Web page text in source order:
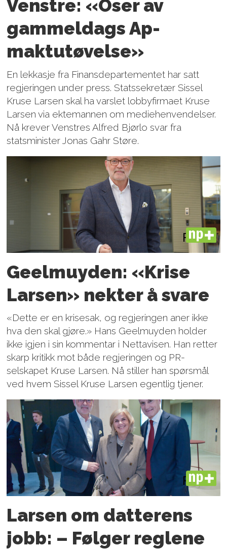
Venstre: «Oser av
gammeldags Ap-
maktutøvelse»
En lekkasje fra Finansdepartementet har satt
regjeringen under press. Statssekretær Sissel
Kruse Larsen skal ha varslet lobbyfirmaet Kruse
Larsen via ektemannen om mediehenvendelser.
Nå krever Venstres Alfred Bjørlo svar fra
statsminister Jonas Gahr Støre.
PLUS
Geelmuyden: «Krise
Larsen» nekter å svare
«Dette er en krisesak, og regjeringen aner ikke
hva den skal gjøre.» Hans Geelmuyden holder
ikke igjen i sin kommentar i Nettavisen. Han retter
skarp kritikk mot både regjeringen og PR-
selskapet Kruse Larsen. Nå stiller han spørsmål
ved hvem Sissel Kruse Larsen egentlig tjener.
PLUS
Larsen om datterens
jobb: – Følger reglene